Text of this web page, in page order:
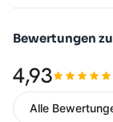
Bewertungen
4,93
Alle